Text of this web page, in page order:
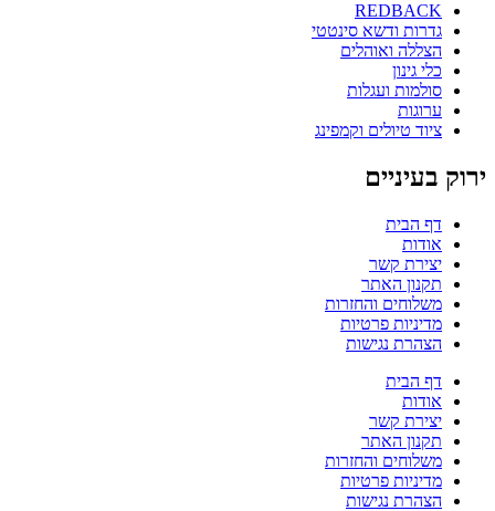
REDBACK
גדרות ודשא סינטטי
הצללה ואוהלים
כלי גינון
סולמות ועגלות
ערוגות
ציוד טיולים וקמפינג
ירוק בעיניים
דף הבית
אודות
יצירת קשר
תקנון האתר
משלוחים והחזרות
מדיניות פרטיות
הצהרת נגישות
דף הבית
אודות
יצירת קשר
תקנון האתר
משלוחים והחזרות
מדיניות פרטיות
הצהרת נגישות